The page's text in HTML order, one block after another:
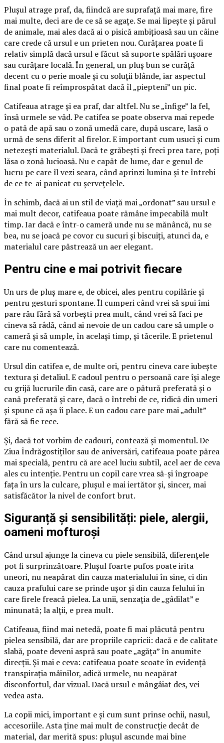
Plușul atrage praf, da, fiindcă are suprafață mai mare, fire
mai multe, deci are de ce să se agațe. Se mai lipește și părul
de animale, mai ales dacă ai o pisică ambițioasă sau un câine
care crede că ursul e un prieten nou. Curățarea poate fi
relativ simplă dacă ursul e făcut să suporte spălări ușoare
sau curățare locală. În general, un pluș bun se curăță
decent cu o perie moale și cu soluții blânde, iar aspectul
final poate fi reîmprospătat dacă îl „piepteni” un pic.
Catifeaua atrage și ea praf, dar altfel. Nu se „înfige” la fel,
însă urmele se văd. Pe catifea se poate observa mai repede
o pată de apă sau o zonă umedă care, după uscare, lasă o
urmă de sens diferit al firelor. E important cum usuci și cum
netezești materialul. Dacă te grăbești și freci prea tare, poți
lăsa o zonă lucioasă. Nu e capăt de lume, dar e genul de
lucru pe care îl vezi seara, când aprinzi lumina și te întrebi
de ce te-ai panicat cu șervețelele.
În schimb, dacă ai un stil de viață mai „ordonat” sau ursul e
mai mult decor, catifeaua poate rămâne impecabilă mult
timp. Iar dacă e într-o cameră unde nu se mănâncă, nu se
bea, nu se joacă pe covor cu sucuri și biscuiți, atunci da, e
materialul care păstrează un aer elegant.
Pentru cine e mai potrivit fiecare
Un urs de pluș mare e, de obicei, ales pentru copilărie și
pentru gesturi spontane. Îl cumperi când vrei să spui îmi
pare rău fără să vorbești prea mult, când vrei să faci pe
cineva să râdă, când ai nevoie de un cadou care să umple o
cameră și să umple, în același timp, și tăcerile. E prietenul
care nu comentează.
Ursul din catifea e, de multe ori, pentru cineva care iubește
textura și detaliul. E cadoul pentru o persoană care își alege
cu grijă lucrurile din casă, care are o pătură preferată și o
cană preferată și care, dacă o întrebi de ce, ridică din umeri
și spune că așa îi place. E un cadou care pare mai „adult”
fără să fie rece.
Și, dacă tot vorbim de cadouri, contează și momentul. De
Ziua Îndrăgostiților sau de aniversări, catifeaua poate părea
mai specială, pentru că are acel luciu subtil, acel aer de ceva
ales cu intenție. Pentru un copil care vrea să-și îngroape
fața în urs la culcare, plușul e mai iertător și, sincer, mai
satisfăcător la nivel de confort brut.
Siguranță și sensibilități: piele, alergii,
oameni mofturoși
Când ursul ajunge la cineva cu piele sensibilă, diferențele
pot fi surprinzătoare. Plușul foarte pufos poate irita
uneori, nu neapărat din cauza materialului în sine, ci din
cauza prafului care se prinde ușor și din cauza felului în
care firele freacă pielea. La unii, senzația de „gâdilat” e
minunată; la alții, e prea mult.
Catifeaua, fiind mai netedă, poate fi mai plăcută pentru
pielea sensibilă, dar are propriile capricii: dacă e de calitate
slabă, poate deveni aspră sau poate „agăța” în anumite
direcții. Și mai e ceva: catifeaua poate scoate în evidență
transpirația mâinilor, adică urmele, nu neapărat
disconfortul, dar vizual. Dacă ursul e mângâiat des, vei
vedea asta.
La copii mici, important e și cum sunt prinse ochii, nasul,
accesoriile. Asta ține mai mult de construcție decât de
material, dar merită spus: plușul ascunde mai bine